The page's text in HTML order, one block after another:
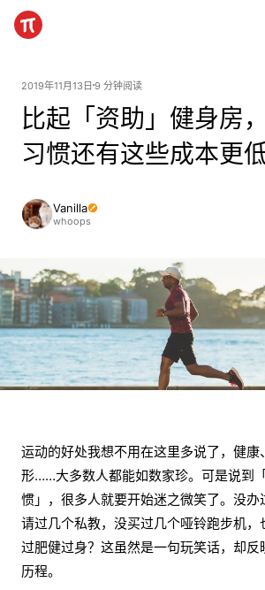
2019年11月13日 9 分钟阅读
比起「资助」健身房
习惯还有这些成本更
Vanilla
whoops
运动的好处我想不用在这里多说了，健康
形……大多数人都能如数家珍。可是说到
惯」，很多人就要开始迷之微笑了。没办
请过几个私教，没买过几个哑铃跑步机，
过肥健过身？这虽然是一句玩笑话，却反
历程。